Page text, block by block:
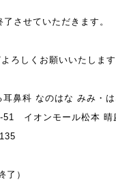
させていただきます。
ろしくお願いいたしま
鼻科 なのはな みみ・
51 イオンモール松本 晴
了）